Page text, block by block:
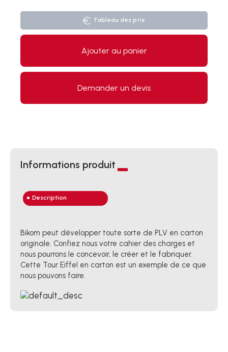
Tableau des prix
Ajouter au panier
Demander un devis
Informations produit
Description
Bikom peut développer toute sorte de PLV en carton
originale. Confiez nous votre cahier des charges et
nous pourrons le concevoir, le créer et le fabriquer.
Cette Tour Eiffel en carton est un exemple de ce que
nous pouvons faire.